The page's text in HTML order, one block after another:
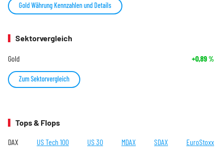
Gold Währung Kennzahlen und Details
Sektorvergleich
Gold +0,89%
Zum Sektorvergleich
Tops & Flops
DAX US Tech 100 US 30 MDAX SDAX EuroStoxx